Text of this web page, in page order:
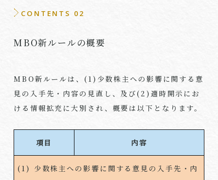
CONTENTS 02
MBO新ルールの概要
MBO新ルールは、 (1) 少数株主への影響に関する意
見の入手先・内容の見直し、及び(2)適時開示にお
ける情報拡充に大別され、概要は以下となります。
項目 内容
(1) 少数株主への影響に関する意見の入手先・内